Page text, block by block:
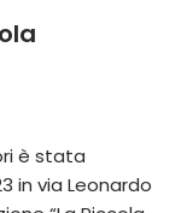
è stata
in via Leonardo